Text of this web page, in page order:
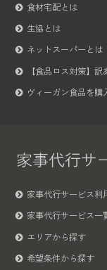
食材宅配とは
生協とは
ネットスーパーとは
【食品ロス対策】
ヴィーガン食品を購
家事代行サ
家事代行サービス利
家事代行サービス一
エリアから探す
希望条件から探す